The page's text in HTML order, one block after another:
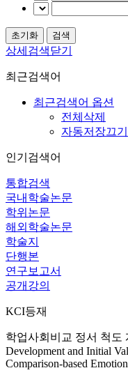
상세검색닫기
최근검색어
최근검색어 옵션
전체삭제
자동저장끄기
인기검색어
통합검색
국내학술논문
학위논문
해외학술논문
학술지
단행본
연구보고서
공개강의
KCI등재
학업사회비교 정서 척도
Development and Initial
Comparison-based